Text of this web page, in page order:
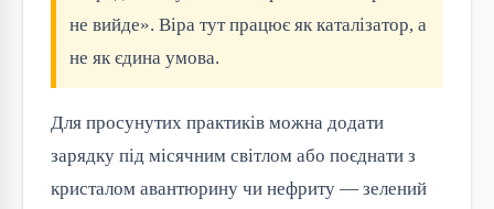
не вийде». Віра тут працює як каталізатор, а
не як єдина умова.
Для просунутих практиків можна додати
зарядку під місячним світлом або поєднати з
кристалом авантюрину чи нефриту — зелений